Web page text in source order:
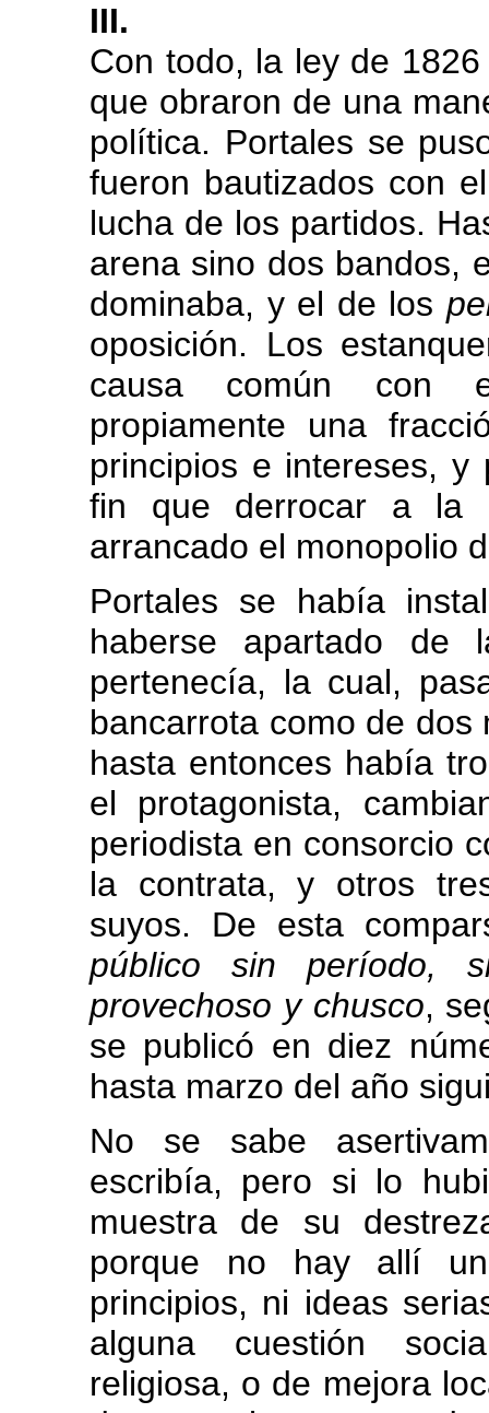
III.
Con todo, la ley de
que obraron de una
política. Portales se
fueron bautizados con
lucha de los partidos.
arena sino dos bandos,
dominaba, y el de los
oposición. Los
causa común con
propiamente una
principios e intereses,
fin que derrocar a la
arrancado el monopolio
Portales se había
haberse apartado de
pertenecía, la cual,
bancarrota como de
hasta entonces había
el protagonista,
periodista en consorcio
la contrata, y otros
suyos. De esta
público sin período,
provechoso y chusco,
se publicó en diez
hasta marzo del año
No se sabe
escribía, pero si lo
muestra de su
porque no hay allí
principios, ni ideas
alguna cuestión
religiosa, o de mejora